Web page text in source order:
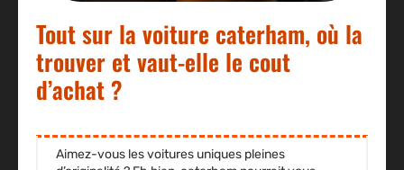
Tout sur la voiture caterham, où la
trouver et vaut-elle le cout
d’achat ?
Aimez-vous les voitures uniques pleines